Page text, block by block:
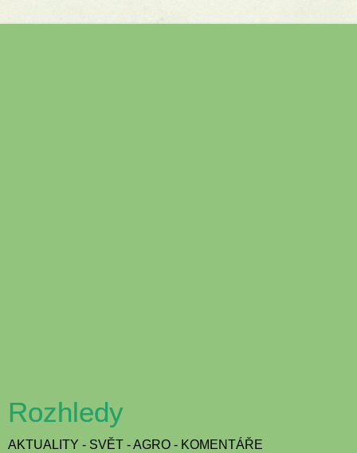
Rozhledy
AKTUALITY - SVĚT - AGRO - KOMENTÁŘE